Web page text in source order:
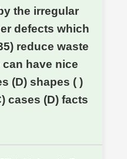
the irregular
defects which
reduce waste
have nice
(D) shapes ( )
cases (D) facts